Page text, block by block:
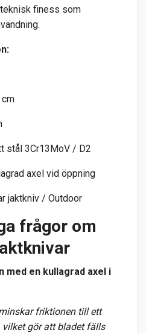
finess som
stål 3Cr13MoV / D2
axel vid öppning
jaktkniv / Outdoor
frågor om
med en kullagrad axel i
friktionen till ett
vilket gör att bladet fälls